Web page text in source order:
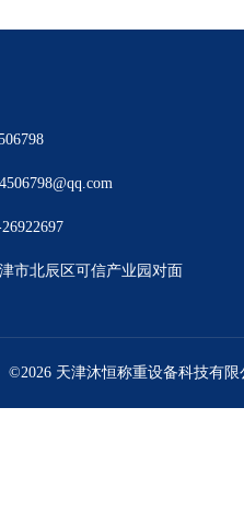
市北辰区可信产业园对面
©2026 天津沐恒称重设备科技有